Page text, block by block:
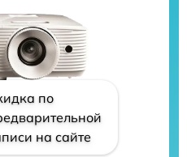
по
на сайте